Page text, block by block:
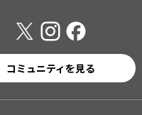
コミュニティを見る